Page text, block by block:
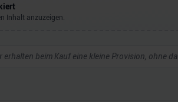
Inhalt anzuzeigen.
beim Kauf eine kleine Provision, ohne